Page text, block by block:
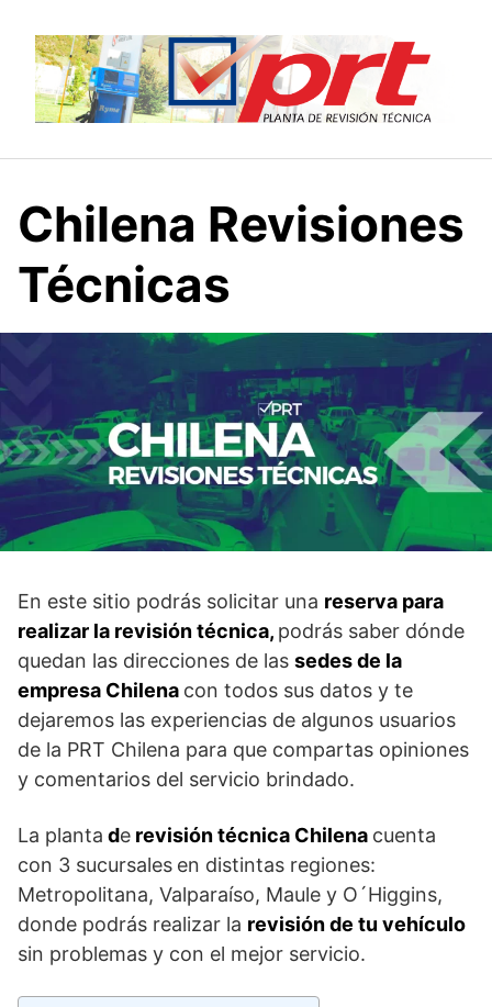
contenido
Chilena Revisiones
Técnicas
En este sitio podrás solicitar una reserva para
realizar la revisión técnica, podrás saber dónde
quedan las direcciones de las sedes de la
empresa Chilena con todos sus datos y te
dejaremos las experiencias de algunos usuarios
de la PRT Chilena para que compartas opiniones
y comentarios del servicio brindado.
La planta de revisión técnica Chilena cuenta
con 3 sucursales en distintas regiones:
Metropolitana, Valparaíso, Maule y O´Higgins,
donde podrás realizar la revisión de tu vehículo
sin problemas y con el mejor servicio.